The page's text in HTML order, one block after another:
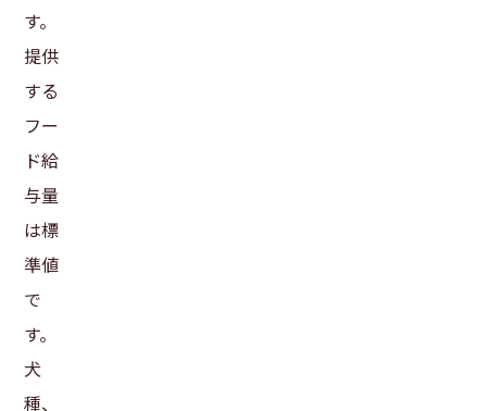
す。
提供
する
フー
ド給
与量
は標
準値
で
す。
犬
種、